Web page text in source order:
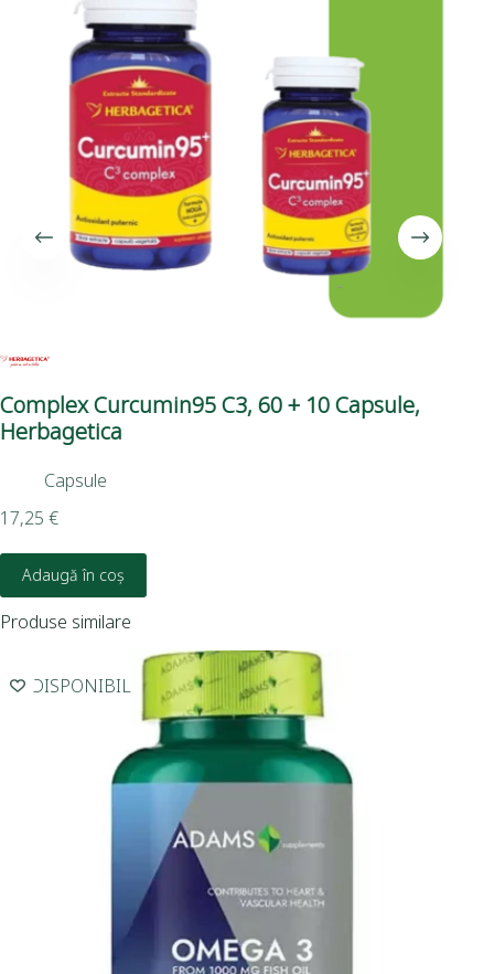
Complex Curcumin95 C3, 60 + 10 Capsule,
Herbagetica
Capsule
17,25 €
Adaugă în coș
Produse similare
INDISPONIBIL